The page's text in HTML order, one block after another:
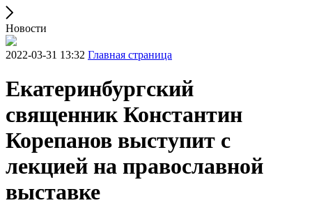
Новости
2022-03-31 13:32 Главная страница
Екатеринбургский
священник Константин
Корепанов выступит с
лекцией на православной
выставке